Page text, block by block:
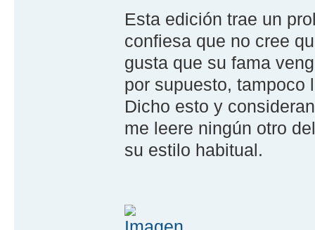
Esta edición trae un
confiesa que no cree
gusta que su fama
por supuesto, tampoco
Dicho esto y
me leere ningún otro
su estilo habitual.